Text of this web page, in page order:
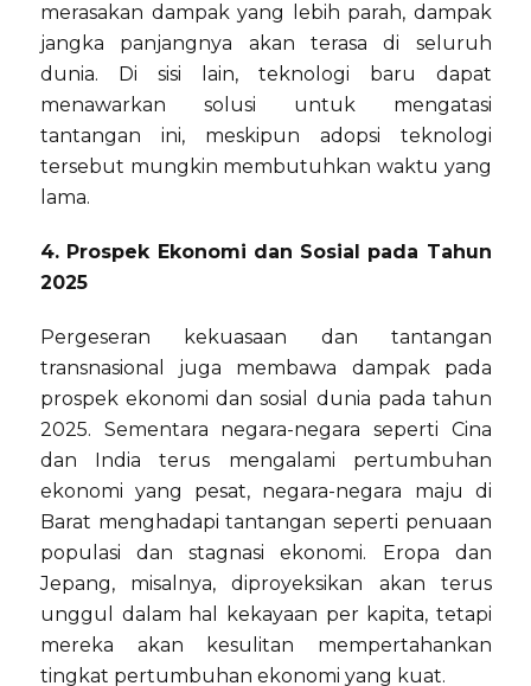
merasakan dampak yang lebih parah, dampak
jangka panjangnya akan terasa di seluruh
dunia. Di sisi lain, teknologi baru dapat
menawarkan solusi untuk mengatasi
tantangan ini, meskipun adopsi teknologi
tersebut mungkin membutuhkan waktu yang
lama.
4. Prospek Ekonomi dan Sosial pada Tahun
2025
Pergeseran kekuasaan dan tantangan
transnasional juga membawa dampak pada
prospek ekonomi dan sosial dunia pada tahun
2025. Sementara negara-negara seperti Cina
dan India terus mengalami pertumbuhan
ekonomi yang pesat, negara-negara maju di
Barat menghadapi tantangan seperti penuaan
populasi dan stagnasi ekonomi. Eropa dan
Jepang, misalnya, diproyeksikan akan terus
unggul dalam hal kekayaan per kapita, tetapi
mereka akan kesulitan mempertahankan
tingkat pertumbuhan ekonomi yang kuat.